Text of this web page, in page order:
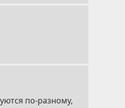
по-разному,